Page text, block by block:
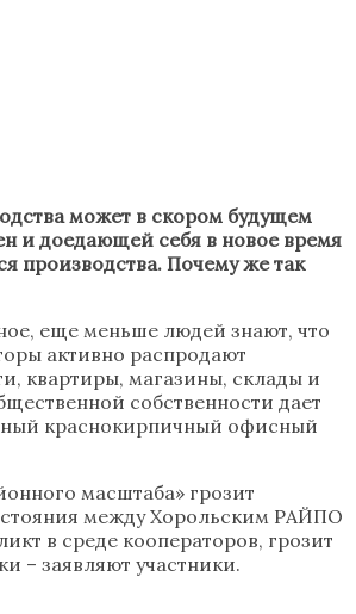
может в скором будущем
и доедающей себя в новое время
производства. Почему же так
еще меньше людей знают, что
активно распродают
квартиры, магазины, склады и
собственности дает
краснокирпичный офисный
масштаба» грозит
между Хорольским РАЙПО
в среде кооператоров, грозит
– заявляют участники.